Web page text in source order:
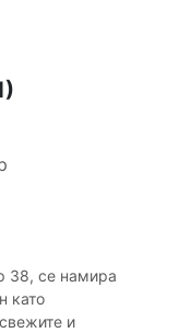
38, се намира
като
и